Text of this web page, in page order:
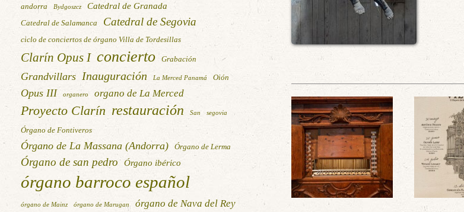
andorra Bydgoszcz Catedral de Granada
Catedral de Salamanca Catedral de Segovia
ciclo de conciertos de órgano Villa de Tordesillas
Clarín Opus I concierto Grabación
Grandvillars Inauguración La Merced Panamá Oión
Opus III organero organo de La Merced
Proyecto Clarín restauración San segovia
Órgano de Fontiveros
Órgano de La Massana (Andorra) Órgano de Lerma
Órgano de san pedro Órgano ibérico
órgano barroco español
órgano de Mainz órgano de Marugan órgano de Nava del Rey